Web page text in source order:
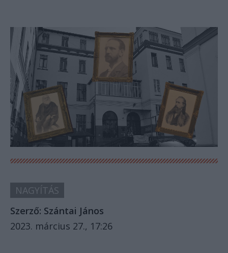
NAGYÍTÁS
Szerző: Szántai János
2023. március 27., 17:26